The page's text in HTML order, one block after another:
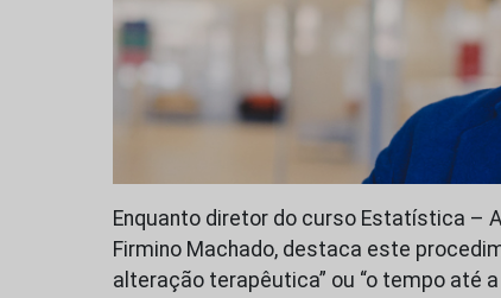
Enquanto diretor do curso Estatística –
Firmino Machado, destaca este
alteração terapêutica” ou “o tempo até